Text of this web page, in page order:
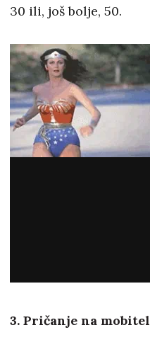
30 ili, još bolje, 50.
3. Pričanje na mobitel